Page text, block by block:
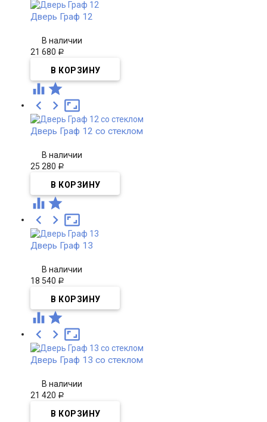
Дверь Граф 12
В наличии
21 680 Р
 

 
Дверь Граф 12 со стеклом
В наличии
25 280 Р
 

 
Дверь Граф 13
В наличии
18 540 Р
 

 
Дверь Граф 13 со стеклом
В наличии
21 420 Р